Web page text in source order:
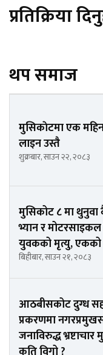
प्रतिक्रिया
थप समाज
मुसिकाेटमा एक
लाइन उस्तै
शुक्रबार, साउन २२, २०८३
मुसिकोट ८ मा
भ्यान र
युवकको मृत्यु, एकको
बिहीबार, साउन २१, २०८३
आठबीसकोट दुग्ध
प्रकरणमा
जनाविरुद्ध